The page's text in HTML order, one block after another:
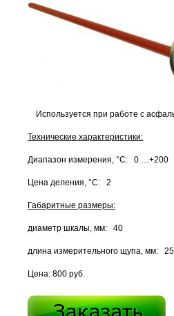
Используется при работе с
Технические характеристики:
Диапазон измерения, °С: 0 …+200
Цена деления, °С: 2
Габаритные размеры:
диаметр шкалы, мм: 40
длина измерительного щупа, мм:
Цена: 800 руб.